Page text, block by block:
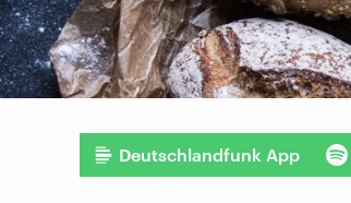
Deutschlandfunk App